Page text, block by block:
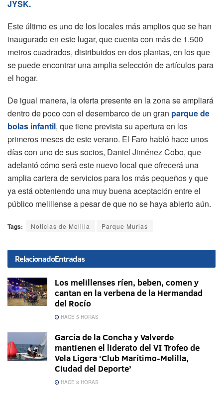
JYSK.
Este último es uno de los locales más amplios que se han
inaugurado en este lugar, que cuenta con más de 1.500
metros cuadrados, distribuidos en dos plantas, en los que
se puede encontrar una amplia selección de artículos para
el hogar.
De igual manera, la oferta presente en la zona se ampliará
dentro de poco con el desembarco de un gran parque de
bolas infantil, que tiene prevista su apertura en los
primeros meses de este verano. El Faro habló hace unos
días con uno de sus socios, Daniel Jiménez Cobo, que
adelantó cómo será este nuevo local que ofrecerá una
amplia cartera de servicios para los más pequeños y que
ya está obteniendo una muy buena aceptación entre el
público melillense a pesar de que no se haya abierto aún.
Tags: Noticias de Melilla Parque Murias
RelacionadoEntradas
Los melillenses ríen, beben, comen y
cantan en la verbena de la Hermandad
del Rocío
HACE 5 HORAS
García de la Concha y Valverde
mantienen el liderato del VI Trofeo de
Vela Ligera ‘Club Marítimo-Melilla,
Ciudad del Deporte’
HACE 8 HORAS